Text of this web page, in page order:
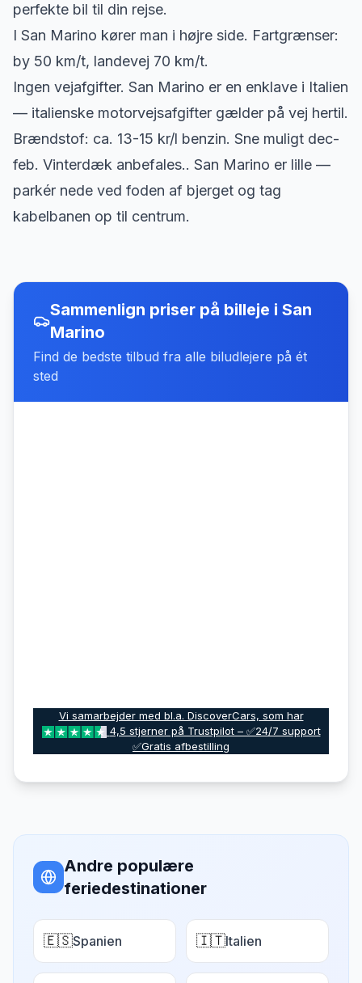
perfekte bil til din rejse.
I San Marino kører man i højre side. Fartgrænser:
by 50 km/t, landevej 70 km/t.
Ingen vejafgifter. San Marino er en enklave i Italien
— italienske motorvejsafgifter gælder på vej hertil.
Brændstof: ca. 13-15 kr/l benzin. Sne muligt dec-
feb. Vinterdæk anbefales.. San Marino er lille —
parkér nede ved foden af bjerget og tag
kabelbanen op til centrum.
Sammenlign priser på billeje i San
Marino
Find de bedste tilbud fra alle biludlejere på ét
sted
Vi samarbejder med bl.a. DiscoverCars, som har
4,5 stjerner på Trustpilot – ✅24/7 support
✅Gratis afbestilling
Andre populære
feriedestinationer
🇪🇸Spanien 🇮🇹Italien